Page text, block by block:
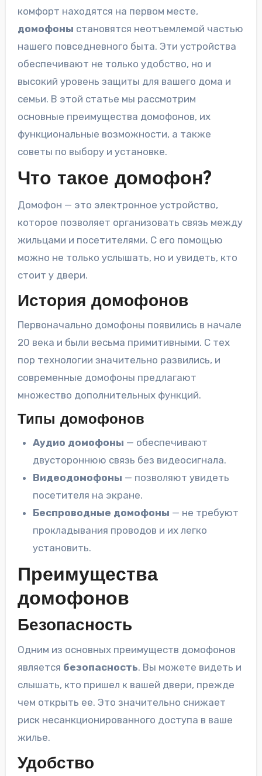
комфорт находятся на первом месте,
домофоны становятся неотъемлемой частью
нашего повседневного быта. Эти устройства
обеспечивают не только удобство, но и
высокий уровень защиты для вашего дома и
семьи. В этой статье мы рассмотрим
основные преимущества домофонов, их
функциональные возможности, а также
советы по выбору и установке.
Что такое домофон?
Домофон — это электронное устройство,
которое позволяет организовать связь между
жильцами и посетителями. С его помощью
можно не только услышать, но и увидеть, кто
стоит у двери.
История домофонов
Первоначально домофоны появились в начале
20 века и были весьма примитивными. С тех
пор технологии значительно развились, и
современные домофоны предлагают
множество дополнительных функций.
Типы домофонов
Аудио домофоны — обеспечивают
двустороннюю связь без видеосигнала.
Видеодомофоны — позволяют увидеть
посетителя на экране.
Беспроводные домофоны — не требуют
прокладывания проводов и их легко
установить.
Преимущества
домофонов
Безопасность
Одним из основных преимуществ домофонов
является безопасность. Вы можете видеть и
слышать, кто пришел к вашей двери, прежде
чем открыть ее. Это значительно снижает
риск несанкционированного доступа в ваше
жилье.
Удобство